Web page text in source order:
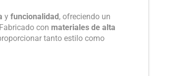
y funcionalidad , ofreciendo un
con materiales de alta
tanto estilo como